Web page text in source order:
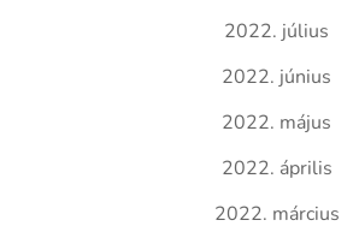
2022. július
2022. június
2022. május
2022. április
2022. március